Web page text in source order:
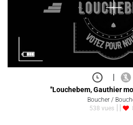
|
''Louchebem, Gauthier
Boucher /
538 vues